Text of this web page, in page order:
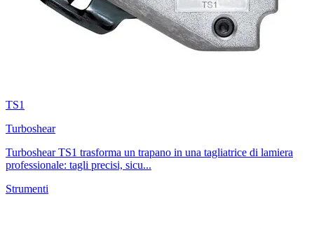
TS1
Turboshear
Turboshear TS1 trasforma un trapano in una tagliatrice di lamiera
professionale: tagli precisi, sicu...
Strumenti